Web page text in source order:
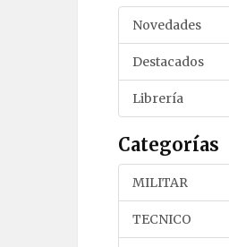
Novedades
Destacados
Librería
Categorías
MILITAR
TECNICO